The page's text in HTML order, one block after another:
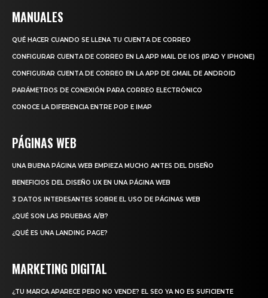
MANUALES
QUÉ HACER CUANDO SE LLENA TU CUENTA DE CORREO
CONFIGURAR CUENTA DE CORREO EN LA APP MAIL DE IOS (IPAD Y IPHONE)
CONFIGURAR CUENTA DE CORREO EN LA APP DE GMAIL DE ANDROID
PARÁMETROS DE CONEXIÓN PARA CORREO ELECTRÓNICO
CONOCE LA DIFERENCIA ENTRE POP E IMAP
PÁGINAS WEB
UNA BUENA PÁGINA WEB EMPIEZA MUCHO ANTES DEL DISEÑO
BENEFICIOS DEL DISEÑO UX EN UNA PÁGINA WEB
3 DATOS INTERESANTES SOBRE EL USO DE PÁGINAS WEB
¿QUÉ SON LAS PRUEBAS A/B?
¿QUÉ ES UNA LANDING PAGE?
MARKETING DIGITAL
¿TU MARCA APARECE PERO NO VENDE? EL SEO YA NO ES SUFICIENTE